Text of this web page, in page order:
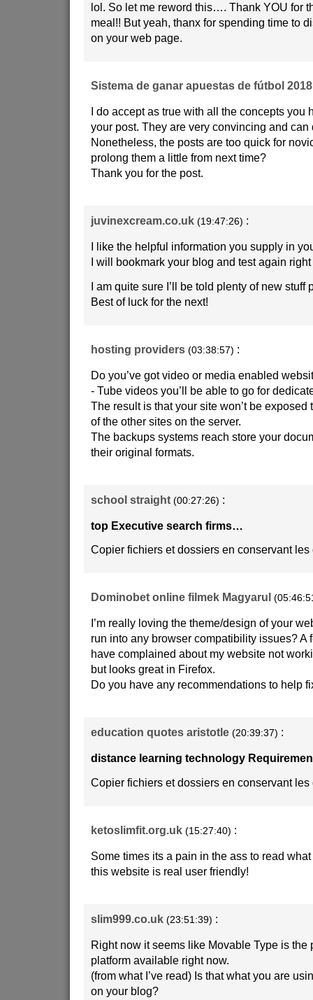
lol. So let me reword this…. Thank YOU for
meal!! But yeah, thanx for spending time to
on your web page.
Sistema de ganar apuestas de fútbol 2018
I do accept as true with all the concepts you
your post. They are very convincing and can
Nonetheless, the posts are too quick for
prolong them a little from next time?
Thank you for the post.
juvinexcream.co.uk (19:47:26) :
I like the helpful information you supply in
I will bookmark your blog and test again
I am quite sure I’ll be told plenty of new stuff
Best of luck for the next!
hosting providers (03:38:57) :
Do you’ve got video or media enabled
- Tube videos you’ll be able to go for
The result is that your site won’t be exposed
of the other sites on the server.
The backups systems reach store your
their original formats.
school straight (00:27:26) :
top Executive search firms…
Copier fichiers et dossiers en conservant
Dominobet online filmek Magyarul
I’m really loving the theme/design of your
run into any browser compatibility issues? A
have complained about my website not
but looks great in Firefox.
Do you have any recommendations to help
education quotes aristotle (20:39:37) :
distance learning technology
Copier fichiers et dossiers en conservant
ketoslimfit.org.uk (15:27:40) :
Some times its a pain in the ass to read
this website is real user friendly!
slim999.co.uk (23:51:39) :
Right now it seems like Movable Type is the
platform available right now.
(from what I’ve read) Is that what you are
on your blog?